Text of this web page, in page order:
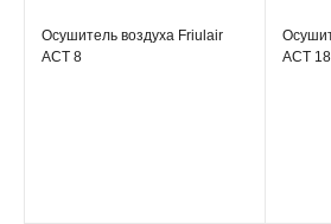
Осушитель воздуха Friulair
ACT 8
ACT 18